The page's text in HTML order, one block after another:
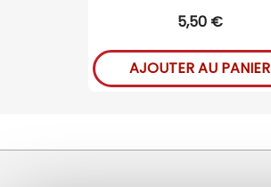
5,50 €
AJOUTER AU PANIER